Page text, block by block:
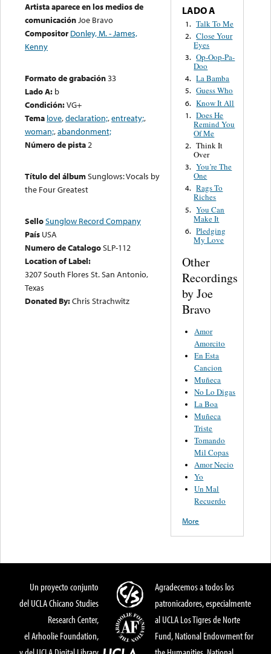
Artista aparece en los medios de
comunicaciónJoe Bravo
Compositor Donley, M. - James,
Kenny
Formato de grabación33
Lado A: b
Condición:VG+
Tema love,declaration;,entreaty;,
woman;,abandonment;
Número de pista2
Título del álbumSunglows: Vocals by
the Four Greatest
SelloSunglow Record Company
País USA
Numero de CatalogoSLP-112
Location of Label:
3207 South Flores St. San Antonio,
Texas
Donated By:Chris Strachwitz
LADO A
1. Talk To Me
2. Close Your
Eyes
3. Op-Oop-Pa-
Doo
4. La Bamba
5. Guess Who
6. Know It All
1. Does He
Remind You
Of Me
2. Think It
Over
3. You’re The
One
4. Rags To
Riches
5. You Can
Make It
6. Pledging
My Love
Other
Recordings
by Joe
Bravo
Amor
Amorcito
En Esta
Cancion
Muñeca
No Lo Digas
La Boa
Muñeca
Triste
Tomando
Mil Copas
Amor Necio
Yo
Un Mal
Recuerdo
More
Un proyecto conjunto
del UCLA Chicano Studies
Research Center,
el Arhoolie Foundation,
Agradecemos a todos los
patronicadores, especialmente
al UCLA Los Tigres de Norte
Fund, National Endowment for